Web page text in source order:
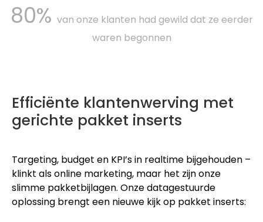
80% van onze klanten had gewild dat ze eerder
waren begonnen
Efficiënte klantenwerving met
gerichte pakket inserts
Targeting, budget en KPI’s in realtime bijgehouden –
klinkt als online marketing, maar het zijn onze
slimme pakketbijlagen. Onze datagestuurde
oplossing brengt een nieuwe kijk op pakket inserts: